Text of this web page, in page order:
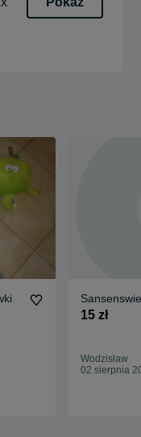
15 zł
Wodzisław
02 sierpnia